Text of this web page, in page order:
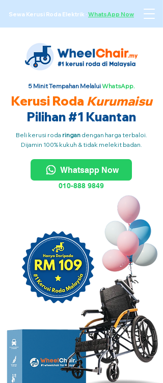
Sewa Kerusi Roda Elektrik · WhatsApp Now
5 Minit Tempahan MelaluiWhatsApp.
Kerusi Roda Kurumaisu
Pilihan #1 Kuantan
Beli kerusi roda ringan dengan harga terbaloi.
Dijamin 100% kukuh & tidak melekit badan.
Whatsapp Now
010-888 9849